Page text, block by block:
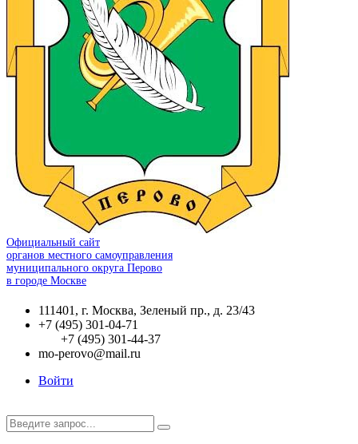
Официальный сайт
органов местного самоуправления
муниципального округа Перово
в городе Москве
111401, г. Москва, Зеленый пр., д. 23/43
+7 (495) 301-04-71
+7 (495) 301-44-37
mo-perovo@mail.ru
Войти